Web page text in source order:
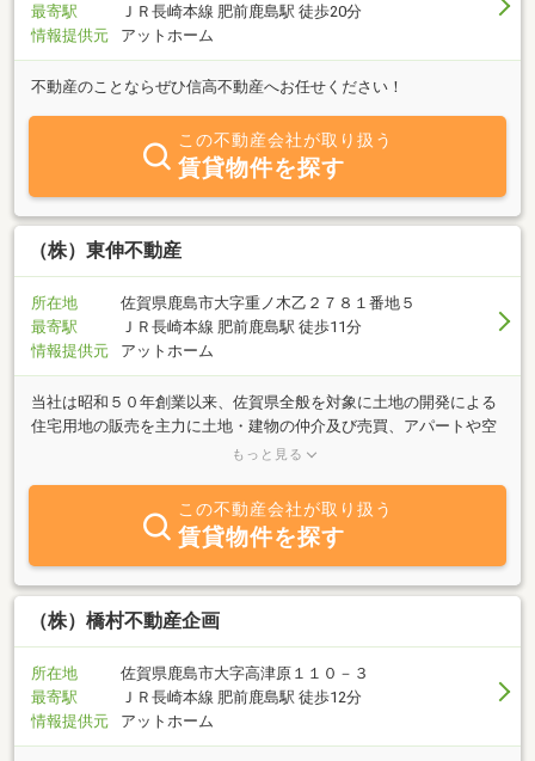
最寄駅
ＪＲ長崎本線 肥前鹿島駅 徒歩20分
情報提供元
アットホーム
不動産のことならぜひ信高不動産へお任せください！
この不動産会社が取り扱う
賃貸物件を探す
（株）東伸不動産
所在地
佐賀県鹿島市大字重ノ木乙２７８１番地５
最寄駅
ＪＲ長崎本線 肥前鹿島駅 徒歩11分
情報提供元
アットホーム
当社は昭和５０年創業以来、佐賀県全般を対象に土地の開発による
住宅用地の販売を主力に土地・建物の仲介及び売買、アパートや空
き家の賃貸斡旋から空き家の管理まで幅広く行っています。不動産
ださい。専門スタッフが親身になって皆様のお困り事を解決すべく
お手伝いさせていただきます。
もっと見る
この不動産会社が取り扱う
賃貸物件を探す
（株）橋村不動産企画
所在地
佐賀県鹿島市大字高津原１１０－３
最寄駅
ＪＲ長崎本線 肥前鹿島駅 徒歩12分
情報提供元
アットホーム